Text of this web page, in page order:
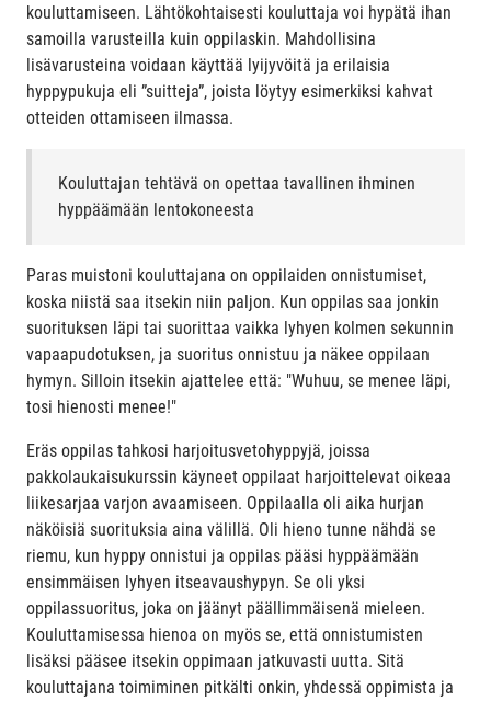
kouluttamiseen. Lähtökohtaisesti kouluttaja voi hypätä ihan
samoilla varusteilla kuin oppilaskin. Mahdollisina
lisävarusteina voidaan käyttää lyijyvöitä ja erilaisia
hyppypukuja eli ”suitteja”, joista löytyy esimerkiksi kahvat
otteiden ottamiseen ilmassa.
Kouluttajan tehtävä on opettaa tavallinen ihminen
hyppäämään lentokoneesta
Paras muistoni kouluttajana on oppilaiden onnistumiset,
koska niistä saa itsekin niin paljon. Kun oppilas saa jonkin
suorituksen läpi tai suorittaa vaikka lyhyen kolmen sekunnin
vapaapudotuksen, ja suoritus onnistuu ja näkee oppilaan
hymyn. Silloin itsekin ajattelee että: "Wuhuu, se menee läpi,
tosi hienosti menee!"
Eräs oppilas tahkosi harjoitusvetohyppyjä, joissa
pakkolaukaisukurssin käyneet oppilaat harjoittelevat oikeaa
liikesarjaa varjon avaamiseen. Oppilaalla oli aika hurjan
näköisiä suorituksia aina välillä. Oli hieno tunne nähdä se
riemu, kun hyppy onnistui ja oppilas pääsi hyppäämään
ensimmäisen lyhyen itseavaushypyn. Se oli yksi
oppilassuoritus, joka on jäänyt päällimmäisenä mieleen.
Kouluttamisessa hienoa on myös se, että onnistumisten
lisäksi pääsee itsekin oppimaan jatkuvasti uutta. Sitä
kouluttajana toimiminen pitkälti onkin, yhdessä oppimista ja